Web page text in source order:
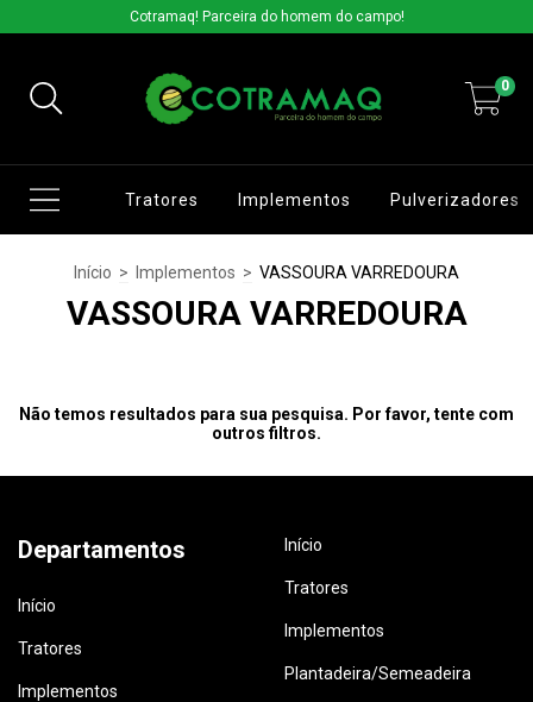
Cotramaq! Parceira do homem do campo!
0
Tratores Implementos Pulverizadores
Início > Implementos > VASSOURA VARREDOURA
VASSOURA VARREDOURA
Não temos resultados para sua pesquisa. Por favor, tente com
outros filtros.
Departamentos
Início
Tratores
Implementos
Início
Tratores
Implementos
Plantadeira/Semeadeira